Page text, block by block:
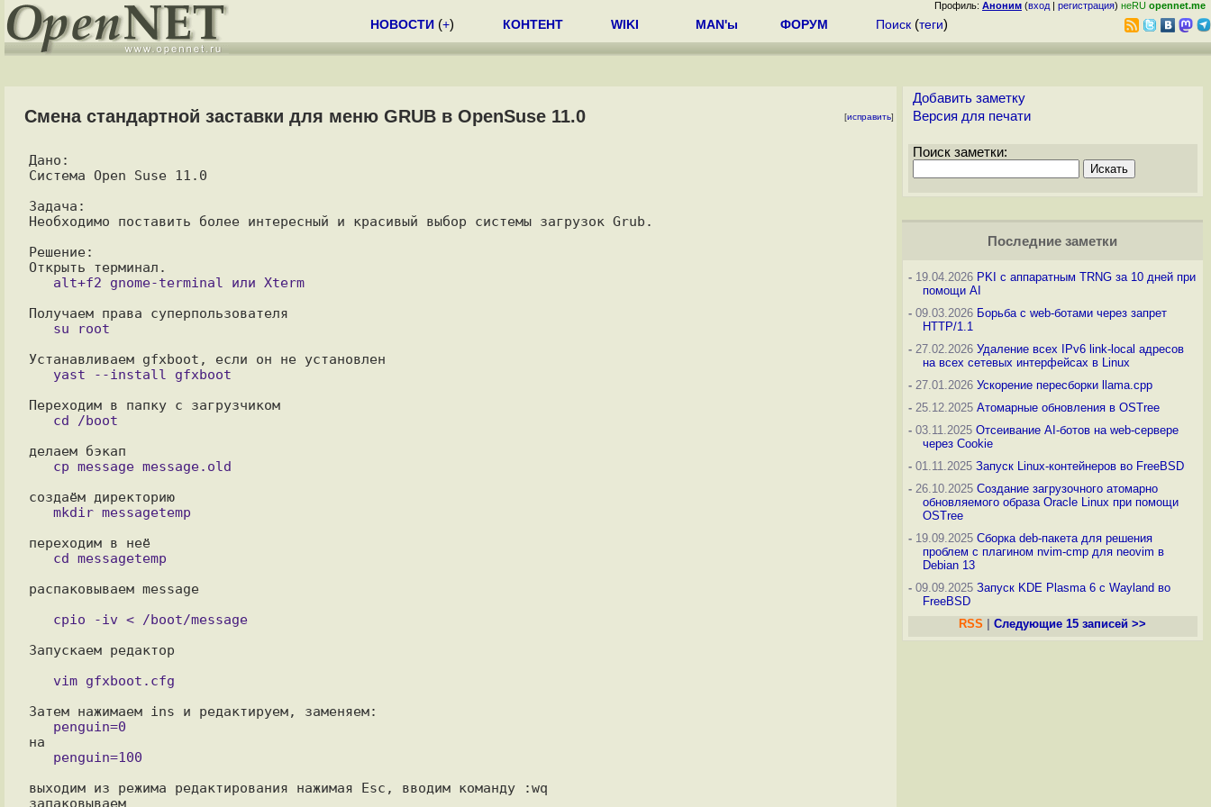
Профиль: Аноним (вход | регистрация) неRU opennet.me
НОВОСТИ (+) КОНТЕНТ WIKI MAN'ы ФОРУМ Поиск (теги)
Смена стандартной заставки для меню GRUB в OpenSuse 11.0 [исправить]
Дано:
Система Open Suse 11.0
Задача:
Необходимо поставить более интересный и красивый выбор системы загрузок Grub.
Решение:
   alt+f2 gnome-terminal или Xterm
Переходим в папку с загрузчиком
создаём директорию
переходим в неё
распаковываем message
   cpio -iv < /boot/message
Запускаем редактор
выходим из режима редактирования нажимая Esc, вводим команду :wq
запаковываем
Добавить заметку
Версия для печати
Поиск заметки:
Последние заметки
-19.04.2026 PKI с аппаратным TRNG за 10 дней при
помощи AI
-09.03.2026 Борьба с web-ботами через запрет
HTTP/1.1
-27.02.2026 Удаление всех IPv6 link-local адресов
на всех сетевых интерфейсах в Linux
-27.01.2026 Ускорение пересборки llama.cpp
-25.12.2025 Атомарные обновления в OSTree
-03.11.2025 Отсеивание AI-ботов на web-сервере
через Cookie
-01.11.2025 Запуск Linux-контейнеров во FreeBSD
-26.10.2025 Создание загрузочного атомарно
обновляемого образа Oracle Linux при помощи
OSTree
-19.09.2025 Сборка deb-пакета для решения
проблем с плагином nvim-cmp для neovim в
Debian 13
-09.09.2025 Запуск KDE Plasma 6 с Wayland во
FreeBSD
RSS
Следующие 15 записей >>